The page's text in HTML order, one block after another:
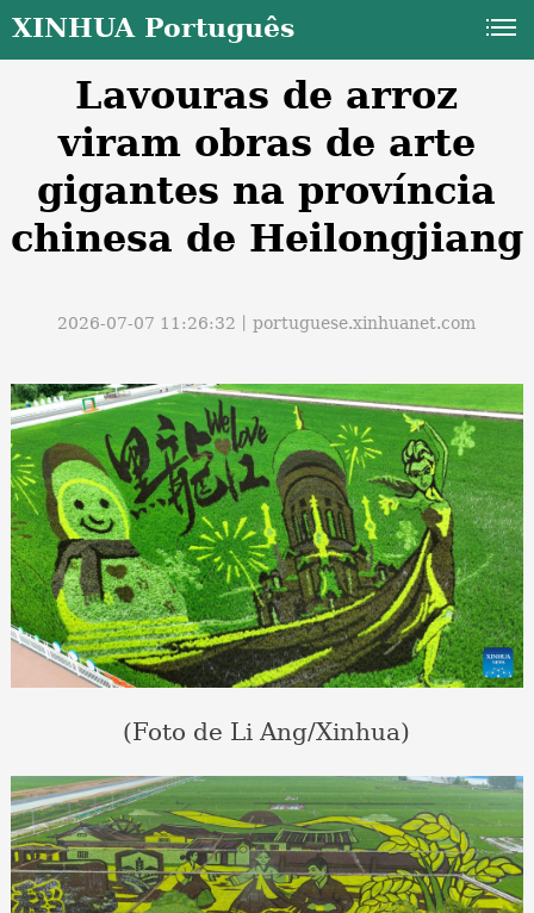
XINHUA Português
Lavouras de arroz
viram obras de arte
gigantes na província
chinesa de Heilongjiang
2026-07-07 11:26:32丨portuguese.xinhuanet.com
(Foto de Li Ang/Xinhua)